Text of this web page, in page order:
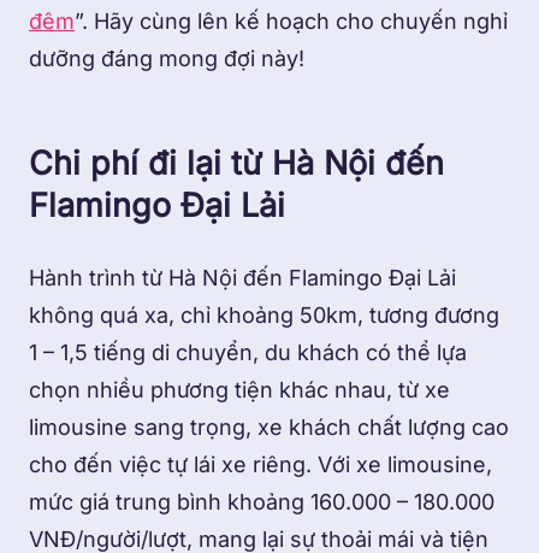
đêm”. Hãy cùng lên kế hoạch cho chuyến nghỉ
dưỡng đáng mong đợi này!
Chi phí đi lại từ Hà Nội đến
Flamingo Đại Lải
Hành trình từ Hà Nội đến Flamingo Đại Lải
không quá xa, chỉ khoảng 50km, tương đương
1 – 1,5 tiếng di chuyển, du khách có thể lựa
chọn nhiều phương tiện khác nhau, từ xe
limousine sang trọng, xe khách chất lượng cao
cho đến việc tự lái xe riêng. Với xe limousine,
mức giá trung bình khoảng 160.000 – 180.000
VNĐ/người/lượt, mang lại sự thoải mái và tiện